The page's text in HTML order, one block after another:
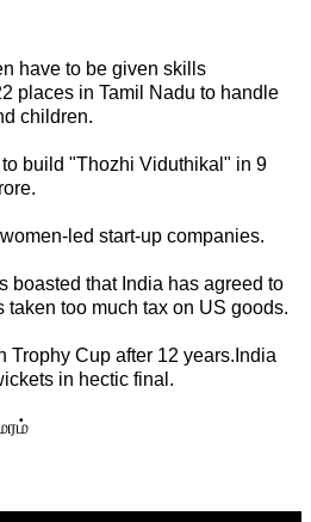
have to be given skills
places in Tamil Nadu to handle
children.
build "Thozhi Viduthikal" in 9
led start-up companies.
boasted that India has agreed to
taken too much tax on US goods.
Trophy Cup after 12 years.India
in hectic final.